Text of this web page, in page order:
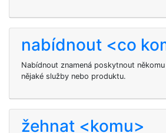
nabídnout <co
Nabídnout znamená poskytnout
nějaké služby nebo produktu.
žehnat <komu>